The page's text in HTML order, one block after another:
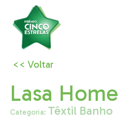
<< Voltar
Lasa Home
Categoria: Têxtil Banho